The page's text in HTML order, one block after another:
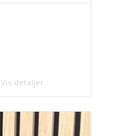
Vis detaljer